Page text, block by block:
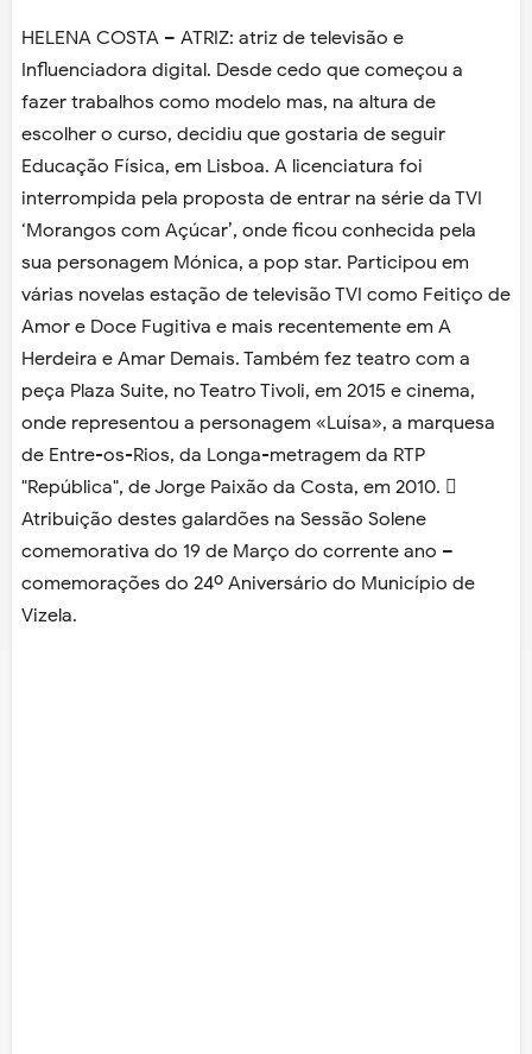
HELENA COSTA – ATRIZ: atriz de televisão e
Influenciadora digital. Desde cedo que começou a
fazer trabalhos como modelo mas, na altura de
escolher o curso, decidiu que gostaria de seguir
Educação Física, em Lisboa. A licenciatura foi
interrompida pela proposta de entrar na série da TVI
‘Morangos com Açúcar’, onde ficou conhecida pela
sua personagem Mónica, a pop star. Participou em
várias novelas estação de televisão TVI como Feitiço de
Amor e Doce Fugitiva e mais recentemente em A
Herdeira e Amar Demais. Também fez teatro com a
peça Plaza Suite, no Teatro Tivoli, em 2015 e cinema,
onde representou a personagem «Luísa», a marquesa
de Entre-os-Rios, da Longa-metragem da RTP
"República", de Jorge Paixão da Costa, em 2010. 
Atribuição destes galardões na Sessão Solene
comemorativa do 19 de Março do corrente ano –
comemorações do 24º Aniversário do Município de
Vizela.